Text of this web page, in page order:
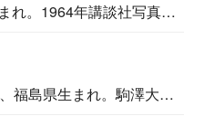
れ。1964年講談社写真部
福島県生まれ。駒澤大学